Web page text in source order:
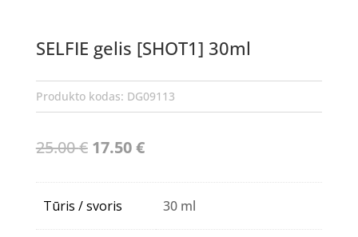
NETURIME
SELFIE gelis [SHOT1] 30ml
Produkto kodas: DG09113
25.00€ Original
was:
25.00 €.
17.50€Current
is:
17.50 €.
Tūris / svoris 30 ml